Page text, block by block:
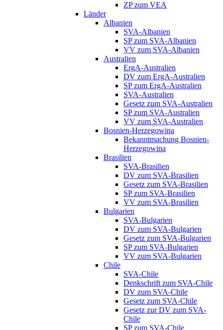
ZP zum VEA
Länder
Albanien
SVA-Albanien
SP zum SVA-Albanien
VV zum SVA-Albanien
Australien
ErgA-Australien
DV zum ErgA-Australien
SP zum ErgA-Australien
SVA-Australien
Gesetz zum SVA-Australien
SP zum SVA-Australien
VV zum SVA-Australien
Bosnien-Herzegowina
Bekanntmachung Bosnien-
Herzegowina
Brasilien
SVA-Brasilien
DV zum SVA-Brasilien
Gesetz zum SVA-Brasilien
SP zum SVA-Brasilien
VV zum SVA-Brasilien
Bulgarien
SVA-Bulgarien
DV zum SVA-Bulgarien
Gesetz zum SVA-Bulgarien
SP zum SVA-Bulgarien
VV zum SVA-Bulgarien
Chile
SVA-Chile
Denkschrift zum SVA-Chile
DV zum SVA-Chile
Gesetz zum SVA-Chile
Gesetz zur DV zum SVA-
Chile
SP zum SVA-Chile